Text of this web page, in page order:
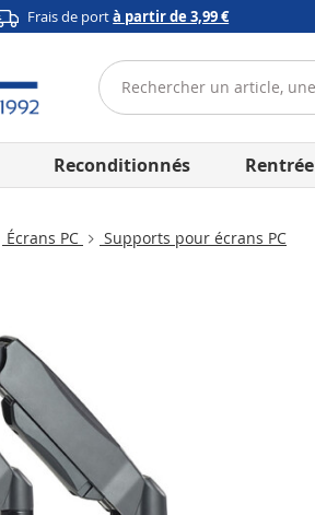
Frais de portà partir de 3,99 €
Reconditionnés Rentrée
Écrans PC Supports pour écrans PC